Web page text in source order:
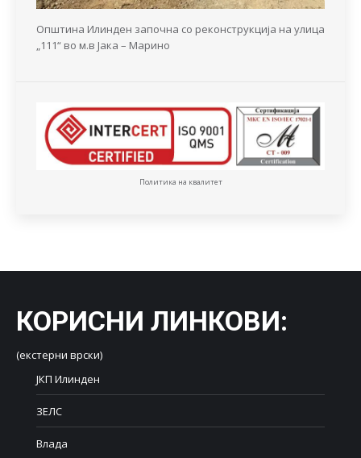
Општина Илинден започна со реконструкција на улица
„111“ во м.в Јака – Марино
Политика на квалитет
КОРИСНИ ЛИНКОВИ:
(екстерни врски)
ЈКП Илинден
ЗЕЛС
Влада